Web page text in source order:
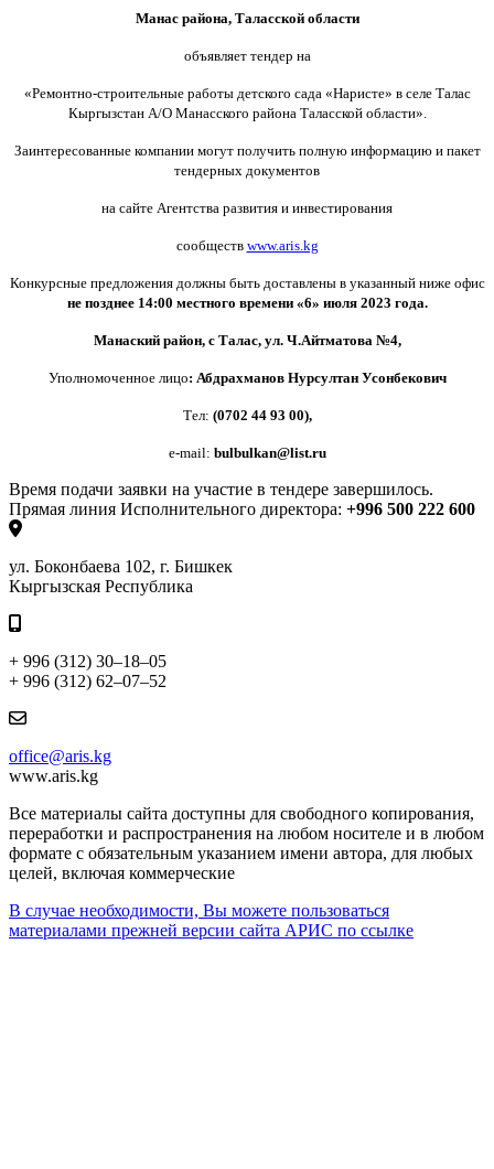
Манас района, Таласской области
объявляет тендер на
«Ремонтно-строительные работы детского сада «Наристе» в селе Талас
Кыргызстан А/О Манасского района Таласской области».
Заинтересованные компании могут получить полную информацию и пакет
тендерных документов
на сайте Агентства развития и инвестирования
сообществ www.aris.kg
Конкурсные предложения должны быть доставлены в указанный ниже офис
не позднее 14:00 местного времени «6» июля 2023 года.
Манаский район, с Талас, ул. Ч.Айтматова №4,
Уполномоченное лицо: Абдрахманов Нурсултан Усонбекович
Тел: (0702 44 93 00),
e-mail: bulbulkan@list.ru
Время подачи заявки на участие в тендере завершилось.
Прямая линия Исполнительного директора: +996 500 222 600
ул. Боконбаева 102, г. Бишкек
Кыргызская Республика
+ 996 (312) 30–18–05
+ 996 (312) 62–07–52
office@aris.kg
www.aris.kg
Все материалы сайта доступны для свободного копирования,
переработки и распространения на любом носителе и в любом
формате с обязательным указанием имени автора, для любых
целей, включая коммерческие
В случае необходимости, Вы можете пользоваться
материалами прежней версии сайта АРИС по ссылке